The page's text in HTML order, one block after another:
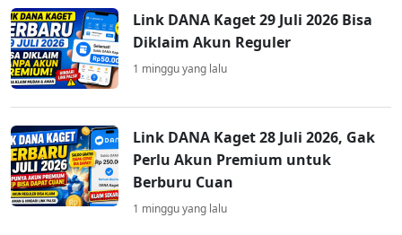
Link DANA Kaget 29 Juli 2026 Bisa
Diklaim Akun Reguler
1 minggu yang lalu
Link DANA Kaget 28 Juli 2026, Gak
Perlu Akun Premium untuk
Berburu Cuan
1 minggu yang lalu